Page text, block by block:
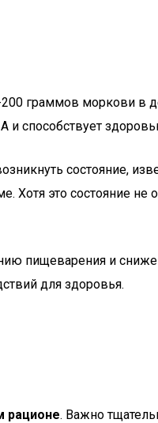
граммов моркови в
и способствует
состояние,
Хотя это состояние
пищеварения и
для здоровья.
рационе. Важно